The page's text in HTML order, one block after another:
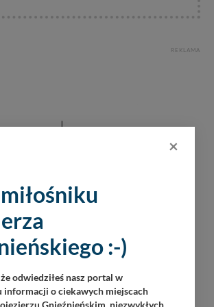
REKLAMA
×
:-)
odwiedziłeś nasz portal w
informacji o ciekawych miejscach